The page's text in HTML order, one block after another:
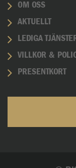
OM OSS
AKTUELLT
LEDIGA
VILLKOR &
PRESENTKORT